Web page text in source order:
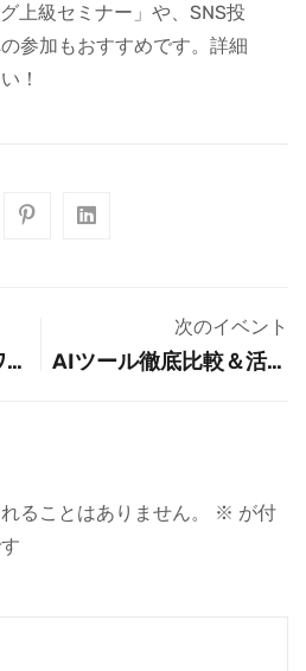
上級セミナー」や、SNS投
参加もおすすめです。詳細
！
次のイベント
AIツール徹底比較＆活用
ることはありません。 ※ が付